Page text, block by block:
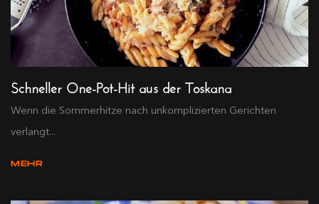
Schneller One-Pot-Hit aus der Toskana
Wenn die Sommerhitze nach unkomplizierten Gerichten
verlangt...
MEHR